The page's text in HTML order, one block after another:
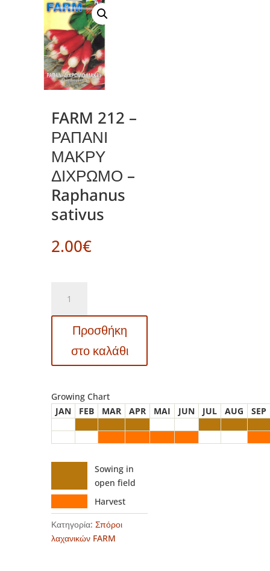
FARM 212 –
ΡΑΠΑΝΙ
ΜΑΚΡΥ
ΔΙΧΡΩΜΟ –
Raphanus
sativus
2.00€
-
ΡΑΠΑΝΙ
ΔΙΧΡΩΜΟ
sativus
ποσότητα
Προσθήκη
στο καλάθι
Growing Chart
JAN
FEB MAR APR MAI JUN JUL AUG SEP
Sowing in
open field
Harvest
Κατηγορία: Σπόροι
λαχανικών FARM